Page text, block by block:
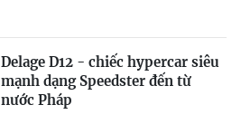
Delage D12 - chiếc hypercar siêu
mạnh dạng Speedster đến từ
nước Pháp